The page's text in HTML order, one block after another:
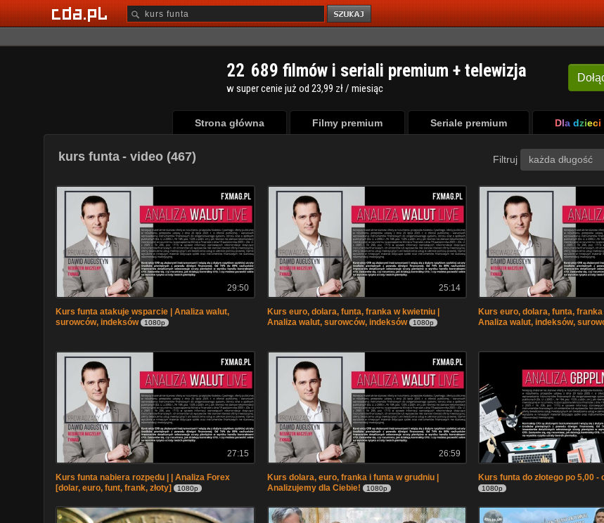
22 689 filmów i seriali premium + telewizja
w super cenie już od 23,99 zł / miesiąc
Strona główna Filmy premium Seriale premium Dla dzieci
kurs funta - video (467) Filtruj każda długość
29:50
Kurs funta atakuje wsparcie | Analiza walut,
surowców, indeksów
1080p
25:14
Kurs euro, dolara, funta, franka w kwietniu |
Analiza walut, surowców, indeksów
1080p
Kurs euro, dolara, funta, franka
Analiza walut, indeksów,
27:15
Kurs funta nabiera rozpędu | | Analiza Forex
[dolar, euro, funt, frank, złoty]
1080p
26:59
Kurs dolara, euro, franka i funta w grudniu |
Analizujemy dla Ciebie!
1080p
Kurs funta do złotego po 5,00 -
1080p